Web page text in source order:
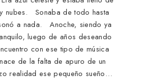
nubes. Sonaba de todo hasta
a nada. Anoche, siendo ya
luego de años deseando
con ese tipo de música
de la falta de apuro de un
realidad ese pequeño sueño…